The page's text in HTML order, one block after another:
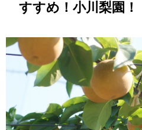
すすめ！小川梨園 ！